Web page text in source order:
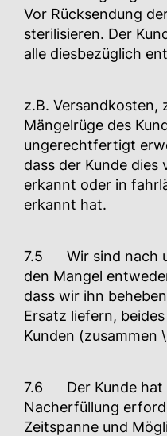
Vor Rücksendung
sterilisieren. Der
alle diesbezüglich
z.B. Versandkosten,
Mängelrüge des
ungerechtfertigt
dass der Kunde dies
erkannt oder in
erkannt hat.
7.5 Wir sind nach
den Mangel
dass wir ihn
Ersatz liefern,
Kunden (zusammen
7.6 Der Kunde hat
Nacherfüllung
Zeitspanne und